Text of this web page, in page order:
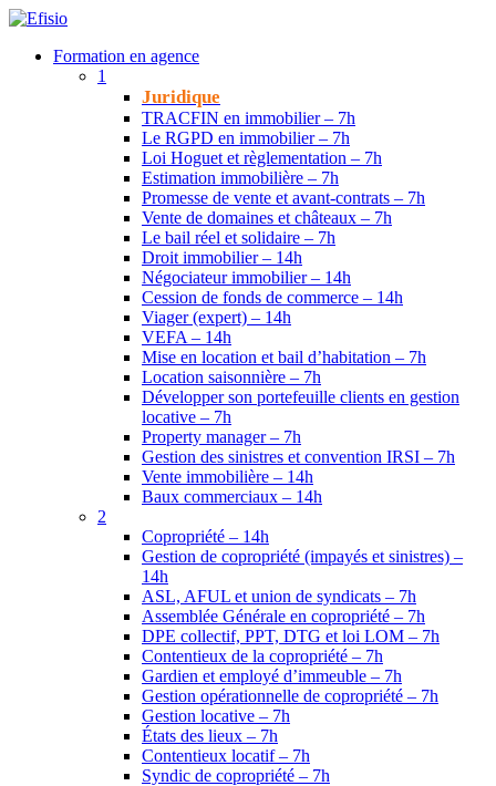
Formation en agence
1
Juridique
TRACFIN en immobilier – 7h
Le RGPD en immobilier – 7h
Loi Hoguet et règlementation – 7h
Estimation immobilière – 7h
Promesse de vente et avant-contrats – 7h
Vente de domaines et châteaux – 7h
Le bail réel et solidaire – 7h
Droit immobilier – 14h
Négociateur immobilier – 14h
Cession de fonds de commerce – 14h
Viager (expert) – 14h
VEFA – 14h
Mise en location et bail d’habitation – 7h
Location saisonnière – 7h
Développer son portefeuille clients en gestion
locative – 7h
Property manager – 7h
Gestion des sinistres et convention IRSI – 7h
Vente immobilière – 14h
Baux commerciaux – 14h
2
Copropriété – 14h
Gestion de copropriété (impayés et sinistres) –
14h
ASL, AFUL et union de syndicats – 7h
Assemblée Générale en copropriété – 7h
DPE collectif, PPT, DTG et loi LOM – 7h
Contentieux de la copropriété – 7h
Gardien et employé d’immeuble – 7h
Gestion opérationnelle de copropriété – 7h
Gestion locative – 7h
États des lieux – 7h
Contentieux locatif – 7h
Syndic de copropriété – 7h